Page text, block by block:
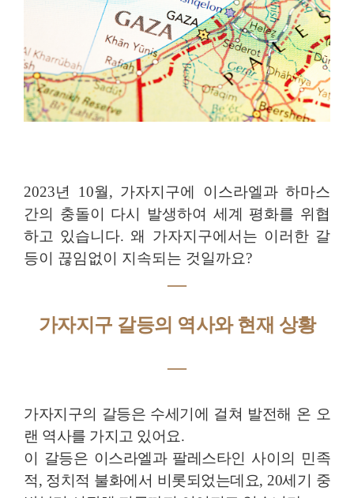
2023년 10월, 가자지구에 이스라엘과 하마스
간의 충돌이 다시 발생하여 세계 평화를 위협
하고 있습니다. 왜 가자지구에서는 이러한 갈
등이 끊임없이 지속되는 것일까요?
―
가자지구 갈등의 역사와 현재 상황
―
가자지구의 갈등은 수세기에 걸쳐 발전해 온 오
랜 역사를 가지고 있어요.
이 갈등은 이스라엘과 팔레스타인 사이의 민족
적, 정치적 불화에서 비롯되었는데요, 20세기 중